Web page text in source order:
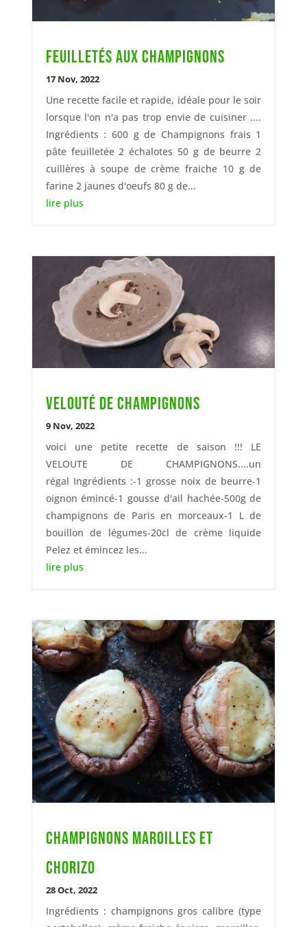
Feuilletés aux champignons
17 Nov, 2022
Une recette facile et rapide, idéale pour le soir
lorsque l'on n'a pas trop envie de cuisiner ....
Ingrédients : 600 g de Champignons frais 1
pâte feuilletée 2 échalotes 50 g de beurre 2
cuillères à soupe de crème fraiche 10 g de
farine 2 jaunes d'oeufs 80 g de...
lire plus
Velouté de champignons
9 Nov, 2022
voici une petite recette de saison !!! LE
VELOUTE DE CHAMPIGNONS....un
régal Ingrédients :-1 grosse noix de beurre-1
oignon émincé-1 gousse d'ail hachée-500g de
champignons de Paris en morceaux-1 L de
bouillon de légumes-20cl de crème liquide
Pelez et émincez les...
lire plus
Champignons maroilles et
chorizo
28 Oct, 2022
Ingrédients : champignons gros calibre (type